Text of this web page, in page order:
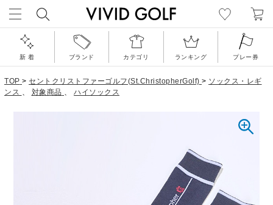
新 着 ブランド カテゴリ ランキング プレー券
TOP > セントクリストファーゴルフ(St.ChristopherGolf) > ソックス・レギ
ンス 、 対象商品 、 ハイソックス